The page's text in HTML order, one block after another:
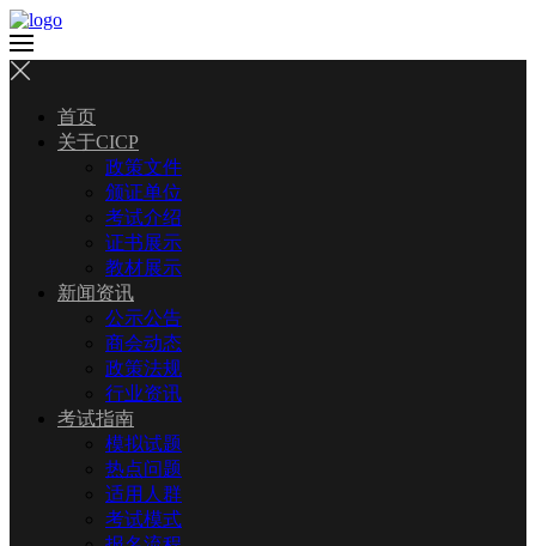
首页
关于CICP
政策文件
颁证单位
考试介绍
证书展示
教材展示
新闻资讯
公示公告
商会动态
政策法规
行业资讯
考试指南
模拟试题
热点问题
适用人群
考试模式